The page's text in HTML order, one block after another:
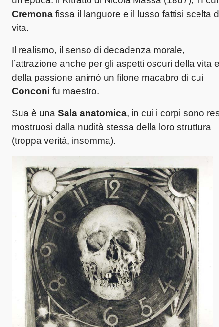
Cremona fissa il languore e il lusso fattisi scelta
vita.
Il realismo, il senso di decadenza morale,
l’attrazione anche per gli aspetti oscuri della vita e
della passione animò un filone macabro di cui
Conconi fu maestro.
Sua è una Sala anatomica, in cui i corpi sono
mostruosi dalla nudità stessa della loro struttura
(troppa verità, insomma).